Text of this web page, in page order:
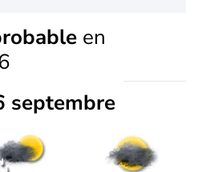
en
septembre